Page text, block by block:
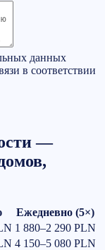
данных
в соответствии
—
Ежедневно (5×)
1 880–2 290 PLN
4 150–5 080 PLN